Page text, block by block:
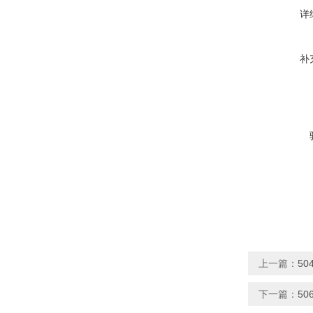
详
补
上一篇：
下一篇：